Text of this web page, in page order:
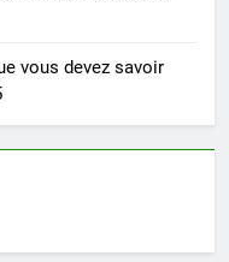
vous devez savoir